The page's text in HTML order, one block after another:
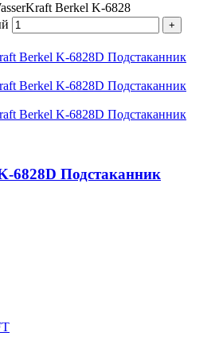
Berkel K-6828
6828D Подстаканник